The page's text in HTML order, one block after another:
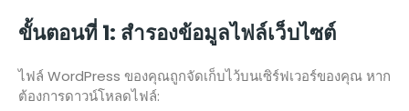
ขั้นตอนที่ 1: สำรองข้อมูลไฟล์เว็บไซต์
ไฟล์ WordPress ของคุณถูกจัดเก็บไว้บนเซิร์ฟเวอร์ของคุณ หาก
ต้องการดาวน์โหลดไฟล์: